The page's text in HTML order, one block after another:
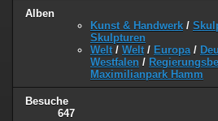
Alben
Kunst & Handwerk /
Skulpturen
Welt / Welt / Europa /
Westfalen /
Maximilianpark Hamm
Besuche
647